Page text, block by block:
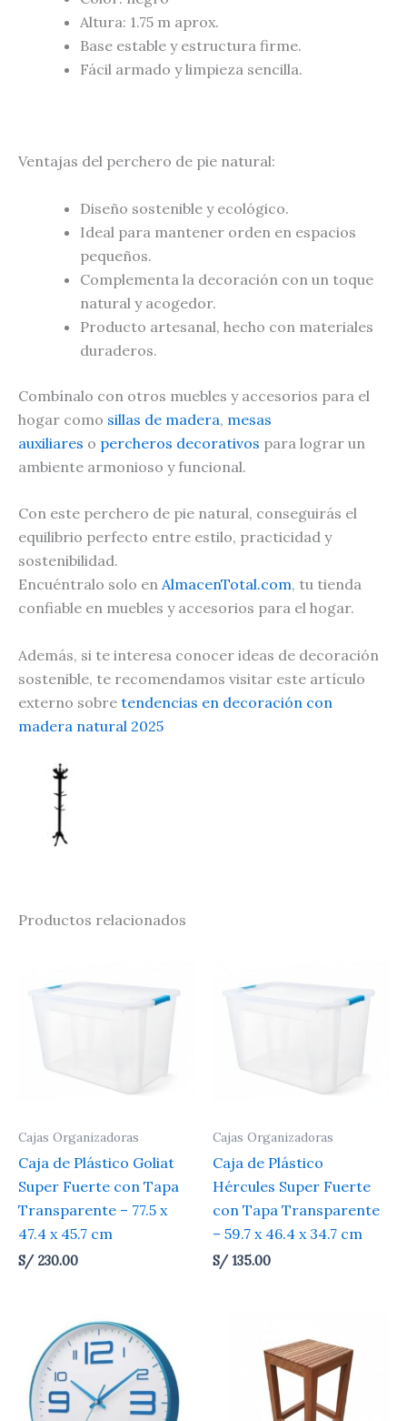
Altura: 1.75 m aprox.
Base estable y estructura firme.
Fácil armado y limpieza sencilla.
Ventajas del perchero de pie natural:
Diseño sostenible y ecológico.
Ideal para mantener orden en espacios
pequeños.
Complementa la decoración con un toque
natural y acogedor.
Producto artesanal, hecho con materiales
duraderos.
Combínalo con otros muebles y accesorios para el
hogar como sillas de madera, mesas
auxiliares o percheros decorativos para lograr un
ambiente armonioso y funcional.
Con este perchero de pie natural, conseguirás el
equilibrio perfecto entre estilo, practicidad y
sostenibilidad.
Encuéntralo solo en AlmacenTotal.com, tu tienda
confiable en muebles y accesorios para el hogar.
Además, si te interesa conocer ideas de decoración
sostenible, te recomendamos visitar este artículo
externo sobre tendencias en decoración con
madera natural 2025
Productos relacionados
Cajas Organizadoras
Caja de Plástico Goliat
Super Fuerte con Tapa
Transparente – 77.5 x
47.4 x 45.7 cm
S/ 230.00
Cajas Organizadoras
Caja de Plástico
Hércules Super Fuerte
con Tapa Transparente
– 59.7 x 46.4 x 34.7 cm
S/ 135.00